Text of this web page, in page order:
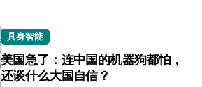
具身智能
美国急了：连中国的机器狗都怕，
还谈什么大国自信？